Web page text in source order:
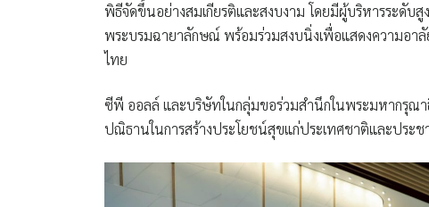
พิธีจัดขึ้นอย่างสมเกียรติและสงบงาม โดยมีผู้บริหารระดั
พระบรมฉายาลักษณ์ พร้อมร่วมสงบนิ่งเพื่อแสดงความอ
ไทย
ซีพี ออลล์ และบริษัทในกลุ่มขอร่วมสำนึกในพระมหากรุณ
ปณิธานในการสร้างประโยชน์สุขแก่ประเทศชาติและประ